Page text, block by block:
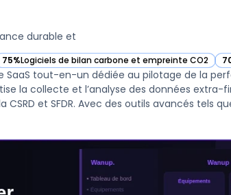
durable et
75%Logiciels de bilan carbone et empreinte CO2
— voir Greenscope dans cette catégorie —
SaaS tout-en-un dédiée au pilotage de la
la collecte et l’analyse des données extra-
et SFDR. Avec des outils avancés tels